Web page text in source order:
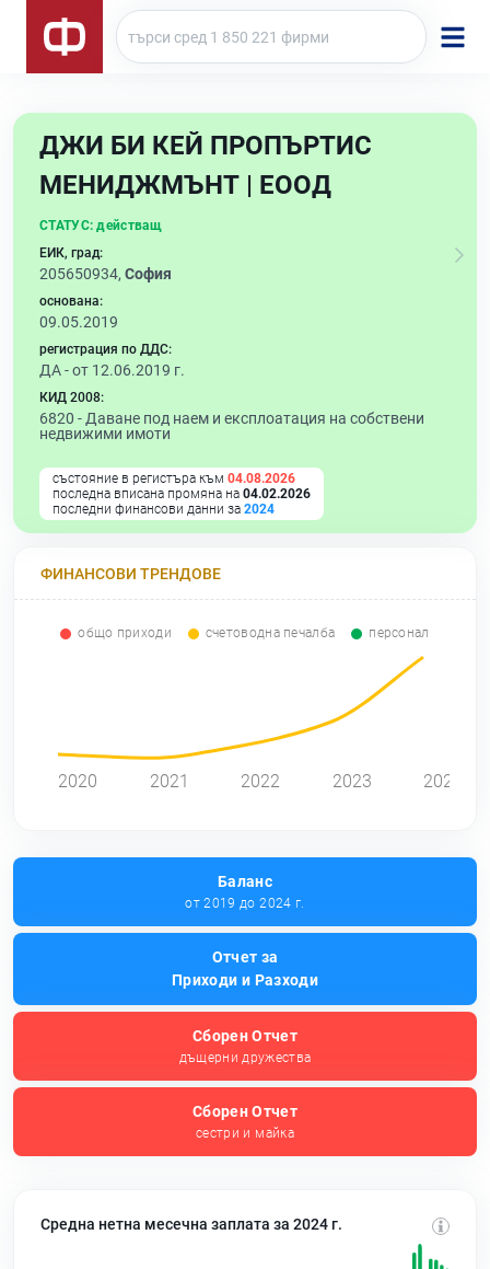
ДЖИ БИ КЕЙ ПРОПЪРТИС
МЕНИДЖМЪНТ | ЕООД
СТАТУС: действащ
ЕИК, град:
205650934, София
основана:
09.05.2019
регистрация по ДДС:
ДА - от 12.06.2019 г.
КИД 2008:
6820 - Даване под наем и експлоатация на собствени
недвижими имоти
състояние в регистъра към 04.08.2026
последна вписана промяна на 04.02.2026
последни финансови данни за 2024
ФИНАНСОВИ ТРЕНДОВЕ
общо приходи счетоводна печалба персонал
2020 2021 2022 2023 2024
Баланс
от 2019 до 2024 г.
Отчет за
Приходи и Разходи
Сборен Отчет
дъщерни дружества
Сборен Отчет
сестри и майка
Средна нетна месечна заплата за 2024 г.